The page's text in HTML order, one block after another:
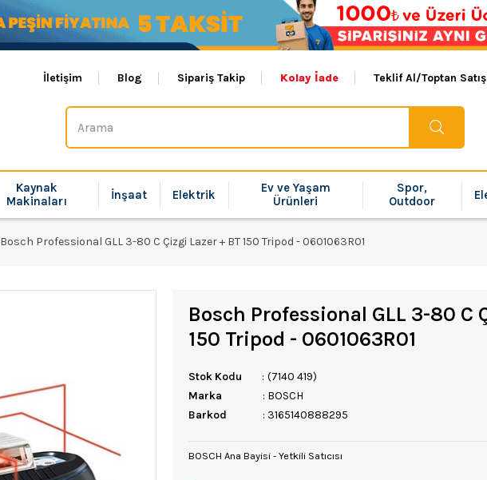
İletişim Blog Sipariş Takip Kolay İade Teklif Al/Toptan Satış
Kaynak
Makinaları
İnşaat Elektrik
Ev ve Yaşam
Ürünleri
Spor,
Outdoor
Bosch Professional GLL 3-80 C Çizgi Lazer + BT 150 Tripod - 0601063R01
Bosch Professional GLL 3-80 C
150 Tripod - 0601063R01
Stok Kodu
(7140 419)
Marka
: BOSCH
Barkod
: 3165140888295
BOSCH Ana Bayisi - Yetkili Satıcısı